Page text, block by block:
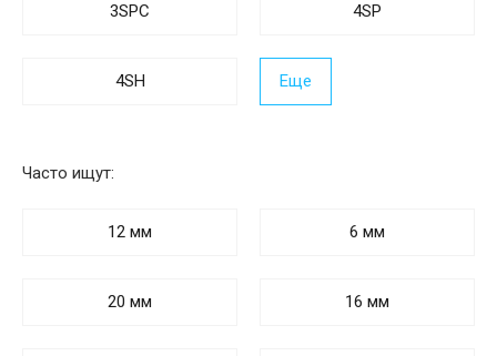
3SPC 4SP
4SH Еще
Часто ищут:
12 мм 6 мм
20 мм 16 мм